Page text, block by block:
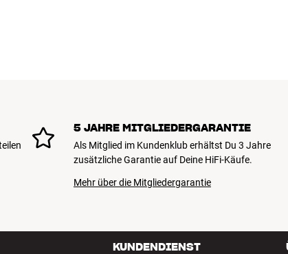
5 JAHRE MITGLIEDERGARANTIE
Als Mitglied im Kundenklub erhältst Du 3 Jahre
zusätzliche Garantie auf Deine HiFi-Käufe.
Mehr über die Mitgliedergarantie
KUNDENDIENST